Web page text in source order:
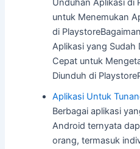
Unduhan Aplikasi di
untuk Menemukan
di
Aplikasi yang Sudah
Cepat untuk
Diunduh di
Aplikasi Untuk
Berbagai aplikasi
Android ternyata
orang, termasuk